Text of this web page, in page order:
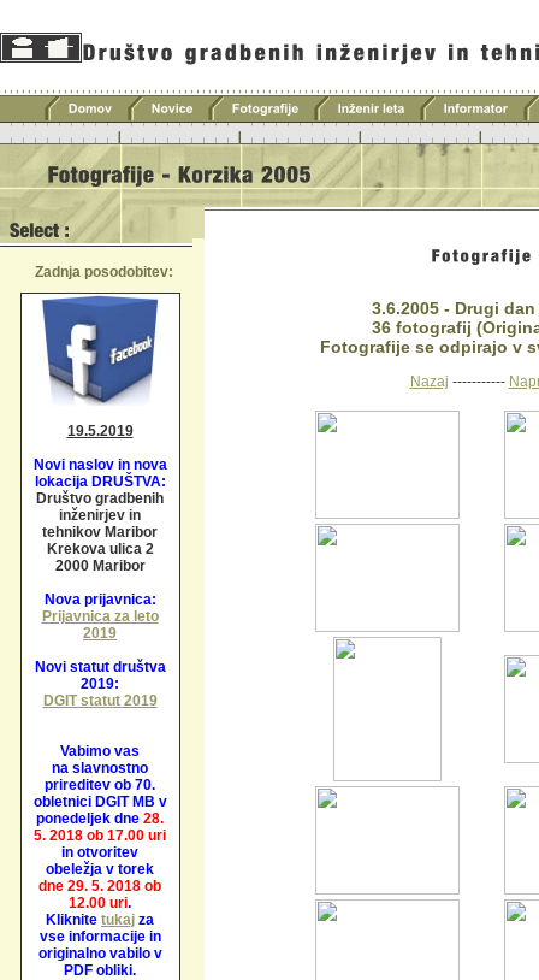
Zadnja posodobitev:
19.5.2019
Novi naslov in nova
lokacija DRUŠTVA:
Društvo gradbenih
inženirjev in
tehnikov Maribor
Krekova ulica 2
2000 Maribor
Nova prijavnica:
Prijavnica za leto
2019
Novi statut društva
2019:
DGIT statut 2019
Vabimo vas
na slavnostno
prireditev ob 70.
obletnici DGIT MB v
ponedeljek dne 28.
5. 2018 ob 17.00 uri
in otvoritev
obeležja v torek
dne 29. 5. 2018 ob
12.00 uri.
Kliknite tukaj za
vse informacije in
originalno vabilo v
PDF obliki.
3.6.2005 - Drugi
36 fotografij
Fotografije se odpirajo v
Nazaj -----------